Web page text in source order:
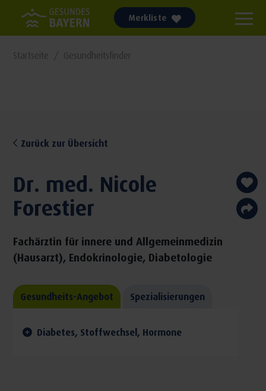
Merkliste
Startseite Gesundheitsfinder
Zurück zur Übersicht
Dr. med. Nicole
Forestier
Fachärztin für innere und Allgemeinmedizin
(Hausarzt), Endokrinologie, Diabetologie
Gesundheits-Angebot Spezialisierungen
Diabetes, Stoffwechsel, Hormone